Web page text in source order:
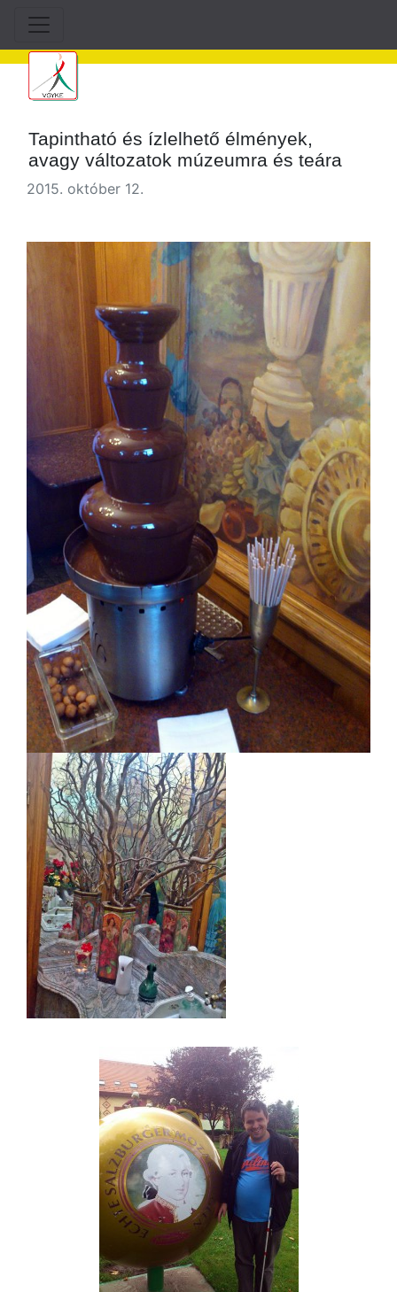
Tapintható és ízlelhető élmények,
avagy változatok múzeumra és teára
2015. október 12.